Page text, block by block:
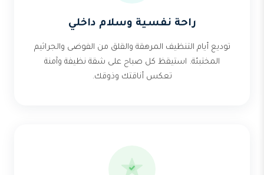
راحة نفسية وسلام داخلي
توديع أيام التنظيف المرهقة والقلق من الفوضى والجراثيم
المختبئة. استيقظ كل صباح على شقة نظيفة وآمنة
تعكس أناقتك وذوقك.